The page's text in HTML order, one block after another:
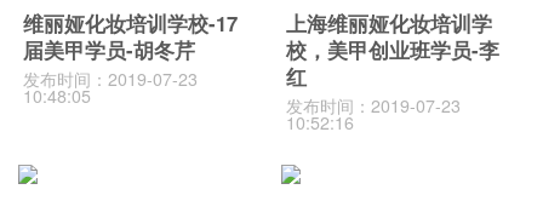
维丽娅化妆培训学校-17
届美甲学员-胡冬芹
发布时间：2019-07-23
10:48:05
上海维丽娅化妆培训学
校，美甲创业班学员-李
红
发布时间：2019-07-23
10:52:16